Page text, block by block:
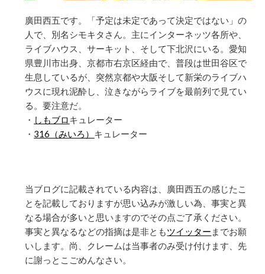
廣田西五です。「予定は未定であって決定ではない」の
人で、別名シモキタさん。主にインターネッツ各所や、
ライブハウス、サーキット、そして下北沢にいる。愛知
県豊川市出身、京都市右京区経由で、普段は世田谷区で
生息しているが、突然京都や大阪そして新栄のライブハ
ウスに現れ泥酔し、泣きながらライブを最前列で見てい
る。要注意だ。
・ しもブロキュレーター
・ 316（みいろ） キュレーター
当ブログに記載されている内容は、廣田西五の感じたこ
とを記載しておりますが思い込みが激しい為、事実と異
なる場合が多いと思いますのでその点ご了承ください。
事実と異なるなどの指摘は是非ともツイッター までお願
いします。尚、クレームは当事者のみ受け付けます、先
に謝っとこごめんなさい。